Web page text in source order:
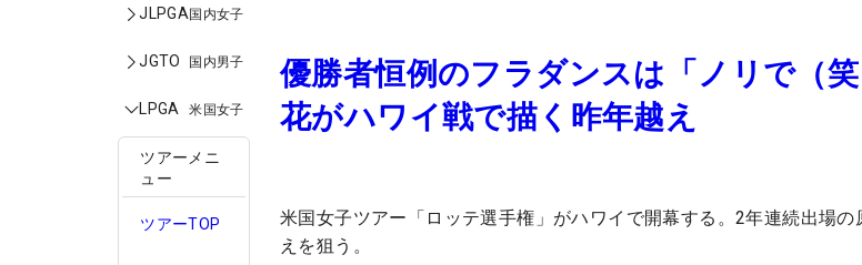
JLPGA国内女子
JGTO 国内男子
LPGA 米国女子
ツアーメニ
ュー
ツアーTOP
優勝者恒例のフラダンスは「ノリで（
花がハワイ戦で描く昨年越え
米国女子ツアー「ロッテ選手権」がハワイで開幕する。2年連続出場
えを狙う。